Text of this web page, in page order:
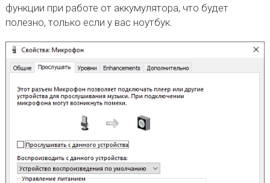
функции при работе от аккумулятора, что будет
полезно, только если у вас ноутбук.